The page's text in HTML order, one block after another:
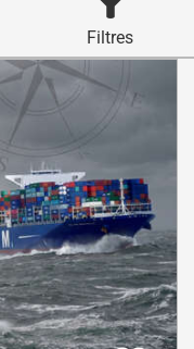
Filtres